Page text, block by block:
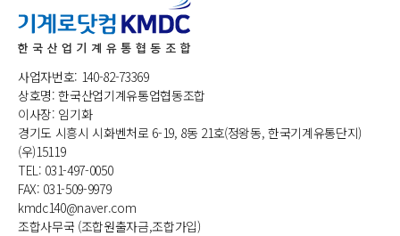
사업자번호: 140-82-73369
상호명: 한국산업기계유통업협동조합
이사장: 임기화
경기도 시흥시 시화벤처로 6-19, 8동 21호(정왕동, 한국기계유통단지)
(우)15119
TEL: 031-497-0050
FAX: 031-509-9979
kmdc140@naver.com
조합사무국 (조합원출자금,조합가입)